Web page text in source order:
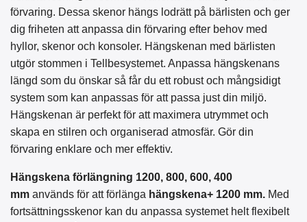
förvaring. Dessa skenor hängs lodrätt på bärlisten och ger
dig friheten att anpassa din förvaring efter behov med
hyllor, skenor och konsoler. Hängskenan med bärlisten
utgör stommen i Tellbesystemet. Anpassa hängskenans
längd som du önskar så får du ett robust och mångsidigt
system som kan anpassas för att passa just din miljö.
Hängskenan är perfekt för att maximera utrymmet och
skapa en stilren och organiserad atmosfär. Gör din
förvaring enklare och mer effektiv.
Hängskena förlängning 1200, 800, 600, 400
mm används för att förlänga hängskena+ 1200 mm. Med
fortsättningsskenor kan du anpassa systemet helt flexibelt